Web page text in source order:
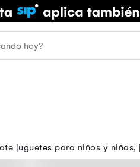
juguetes para niños y